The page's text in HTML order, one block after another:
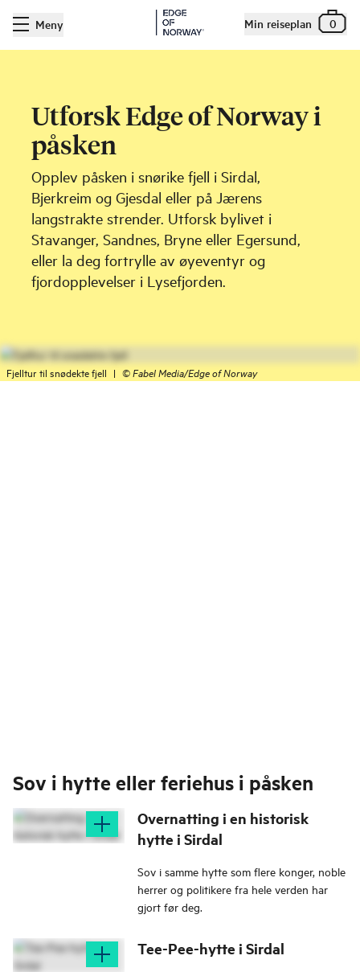
Meny Min reiseplan 0
Utforsk Edge of Norway i
påsken
Opplev påsken i snørike fjell i Sirdal,
Bjerkreim og Gjesdal eller på Jærens
langstrakte strender. Utforsk bylivet i
Stavanger, Sandnes, Bryne eller Egersund,
eller la deg fortrylle av øyeventyr og
fjordopplevelser i Lysefjorden.
Fjelltur til snødekte fjell | ©Fabel Media/Edge of Norway
Sov i hytte eller feriehus i påsken
Overnatting i en historisk
hytte i Sirdal
Sov i samme hytte som flere konger, noble
herrer og politikere fra hele verden har
gjort før deg.
Tee-Pee-hytte i Sirdal